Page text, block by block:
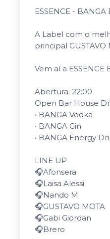
ESSENCE -
A Label com o
principal GUSTAVO
Vem aí a
Abertura: 22:00
Open Bar House
• BANGA Vodka
• BANGA Gin
• BANGA Energy
LINE UP
🎧Afonsera
🎧Laisa Alessi
🎧Nando M
🎧GUSTAVO MOTA
🎧Gabi Giordan
🎧Brero